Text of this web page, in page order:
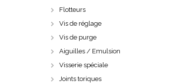
Flotteurs
Vis de réglage
Vis de purge
Aiguilles / Emulsion
Visserie spéciale
Joints toriques